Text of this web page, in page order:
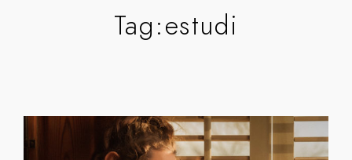
Tag:estudi